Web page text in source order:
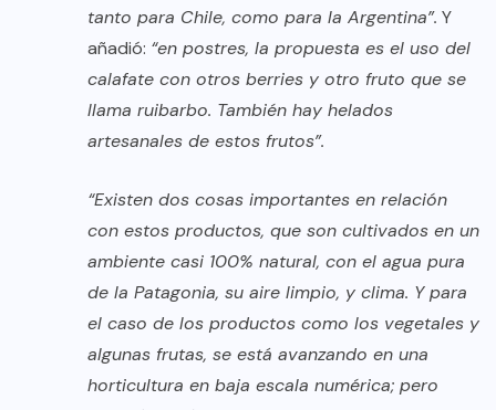
tanto para Chile, como para la Argentina”. Y
añadió: “en postres, la propuesta es el uso del
calafate con otros berries y otro fruto que se
llama ruibarbo. También hay helados
artesanales de estos frutos”.
“Existen dos cosas importantes en relación
con estos productos, que son cultivados en un
ambiente casi 100% natural, con el agua pura
de la Patagonia, su aire limpio, y clima. Y para
el caso de los productos como los vegetales y
algunas frutas, se está avanzando en una
horticultura en baja escala numérica; pero